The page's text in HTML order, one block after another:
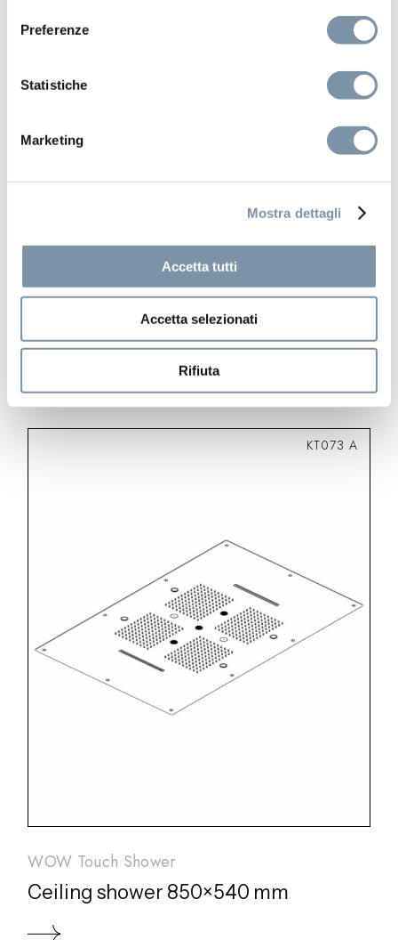
Preferenze
Statistiche
Marketing
Mostra dettagli
Accetta tutti
Accetta selezionati
Rifiuta
WOW Touch Shower
Thermostatic mixer with
touchscreen panel
KT073 A
WOW Touch Shower
Ceiling shower 850×540 mm